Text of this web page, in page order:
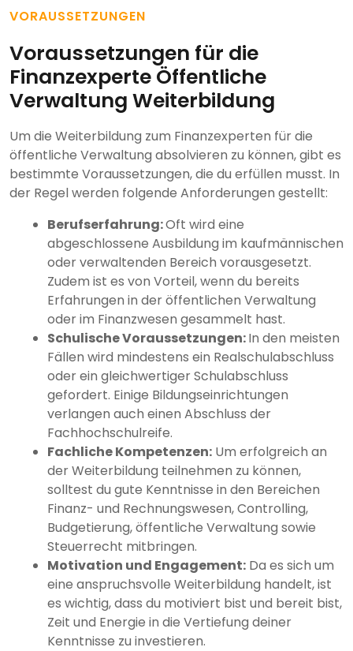
VORAUSSETZUNGEN
Voraussetzungen für die
Finanzexperte Öffentliche
Verwaltung Weiterbildung
Um die Weiterbildung zum Finanzexperten für die
öffentliche Verwaltung absolvieren zu können, gibt es
bestimmte Voraussetzungen, die du erfüllen musst. In
der Regel werden folgende Anforderungen gestellt:
Berufserfahrung:Oft wird eine
abgeschlossene Ausbildung im kaufmännischen
oder verwaltenden Bereich vorausgesetzt.
Zudem ist es von Vorteil, wenn du bereits
Erfahrungen in der öffentlichen Verwaltung
oder im Finanzwesen gesammelt hast.
Schulische Voraussetzungen:In den meisten
Fällen wird mindestens ein Realschulabschluss
oder ein gleichwertiger Schulabschluss
gefordert. Einige Bildungseinrichtungen
verlangen auch einen Abschluss der
Fachhochschulreife.
Fachliche Kompetenzen: Um erfolgreich an
der Weiterbildung teilnehmen zu können,
solltest du gute Kenntnisse in den Bereichen
Finanz- und Rechnungswesen, Controlling,
Budgetierung, öffentliche Verwaltung sowie
Steuerrecht mitbringen.
Motivation und Engagement: Da es sich um
eine anspruchsvolle Weiterbildung handelt, ist
es wichtig, dass du motiviert bist und bereit bist,
Zeit und Energie in die Vertiefung deiner
Kenntnisse zu investieren.